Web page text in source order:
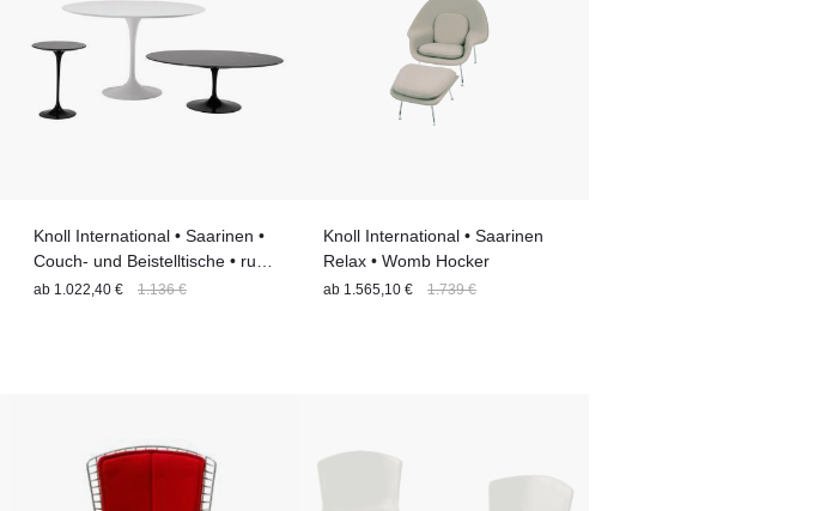
Knoll International • Saarinen •
Couch- und Beistelltische • rund
• verschiedene Größen
ab 1.022,40 € 1.136 €
Knoll International • Saarinen
Relax • Womb Hocker
ab 1.565,10 € 1.739 €